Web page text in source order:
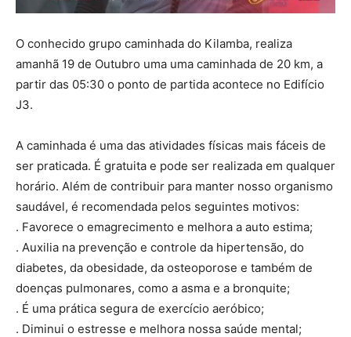
O conhecido grupo caminhada do Kilamba, realiza
amanhã 19 de Outubro uma uma caminhada de 20 km, a
partir das 05:30 o ponto de partida acontece no Edifício
J3.
A caminhada é uma das atividades físicas mais fáceis de
ser praticada. É gratuita e pode ser realizada em qualquer
horário. Além de contribuir para manter nosso organismo
saudável, é recomendada pelos seguintes motivos:
. Favorece o emagrecimento e melhora a auto estima;
. Auxilia na prevenção e controle da hipertensão, do
diabetes, da obesidade, da osteoporose e também de
doenças pulmonares, como a asma e a bronquite;
. É uma prática segura de exercício aeróbico;
. Diminui o estresse e melhora nossa saúde mental;